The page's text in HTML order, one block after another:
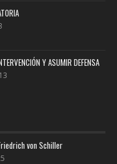
Y ASUMIR DEFENSA
von Schiller